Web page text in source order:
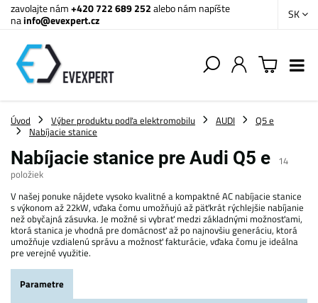
zavolajte nám+420 722 689 252alebo nám napíšte
nainfo@evexpert.cz SK
Úvod Výber produktu podľa elektromobilu AUDI
Q5 e
Nabíjacie stanice
Nabíjacie stanice pre Audi Q5 e 14
položiek
V našej ponuke nájdete vysoko kvalitné a kompaktné AC nabíjacie stanice
s výkonom až 22kW, vďaka čomu umožňujú až päťkrát rýchlejšie nabíjanie
než obyčajná zásuvka. Je možné si vybrať medzi základnými možnosťami,
ktorá stanica je vhodná pre domácnosť až po najnovšiu generáciu, ktorá
umožňuje vzdialenú správu a možnosť fakturácie, vďaka čomu je ideálna
pre verejné využitie.
Parametre